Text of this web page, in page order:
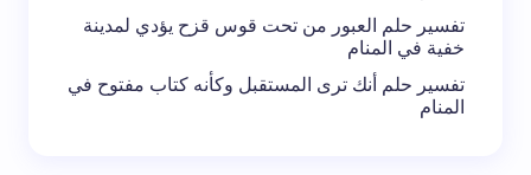
تفسير حلم العبور من تحت قوس قزح يؤدي لمدينة
خفية في المنام
تفسير حلم أنك ترى المستقبل وكأنه كتاب مفتوح في
المنام